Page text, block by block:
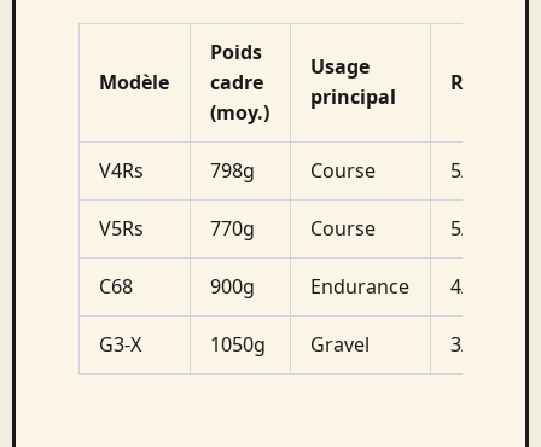
Modèle
Poids
cadre
(moy.)
Usage
principal
Rigidité
V4Rs 798g Course 5/5
V5Rs 770g Course 5/5
C68 900g Endurance 4/5
G3-X 1050g Gravel 3/5